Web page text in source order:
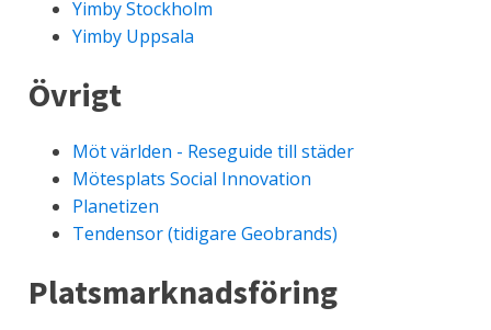
Yimby Stockholm
Yimby Uppsala
Övrigt
Möt världen - Reseguide till städer
Mötesplats Social Innovation
Planetizen
Tendensor (tidigare Geobrands)
Platsmarknadsföring